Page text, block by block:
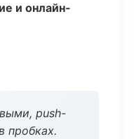
и онлайн-
push-
пробках.